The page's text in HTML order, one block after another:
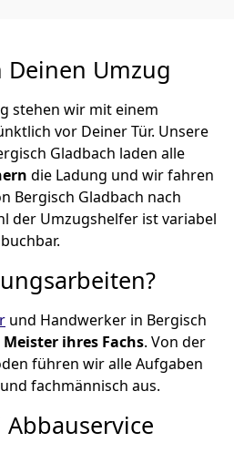
Umzug
stehen wir mit einem
vor Deiner Tür. Unsere
Gladbach laden alle
die Ladung und wir fahren
Bergisch Gladbach nach
der Umzugshelfer ist variabel
buchbar.
und Handwerker in Bergisch
Meister ihres Fachs. Von der
führen wir alle Aufgaben
fachmännisch aus.